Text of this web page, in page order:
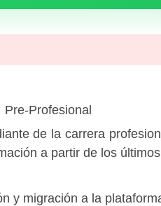
Pre-Profesional
de la carrera
a partir de los
y migración a la